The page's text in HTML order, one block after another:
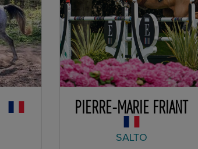
PIERRE-MARIE FRIANT
SALTO